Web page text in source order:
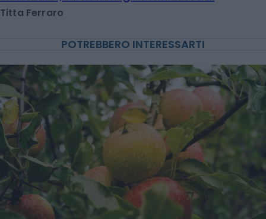
Titta Ferraro
POTREBBERO INTERESSARTI